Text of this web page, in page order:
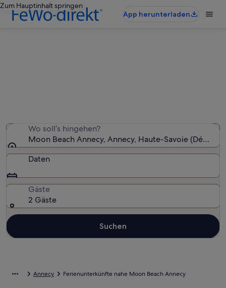
Zum Hauptinhalt springen
App herunterladen
Wo soll’s hingehen?
Moon Beach Annecy, Annecy, Haute-Savoie
Daten
Gäste
2 Gäste
Suchen
Annecy Ferienunterkünfte nahe Moon Beach Annecy